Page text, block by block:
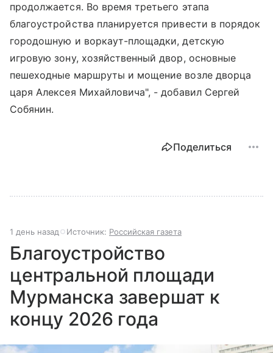
продолжается. Во время третьего этапа
благоустройства планируется привести в порядок
городошную и воркаут-площадки, детскую
игровую зону, хозяйственный двор, основные
пешеходные маршруты и мощение возле дворца
царя Алексея Михайловича", - добавил Сергей
Собянин.
Поделиться
1 день назад Источник: Российская газета
Благоустройство
центральной площади
Мурманска завершат к
концу 2026 года